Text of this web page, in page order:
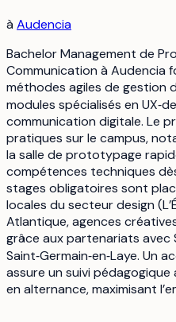
à Audencia
Bachelor Management de
Communication à Audencia
méthodes agiles de gestion
modules spécialisés en
communication digitale. Le
pratiques sur le campus,
la salle de prototypage
compétences techniques
stages obligatoires sont
locales du secteur design
Atlantique, agences
grâce aux partenariats avec
Saint‑Germain‑en‑Laye. Un
assure un suivi
en alternance, maximisant